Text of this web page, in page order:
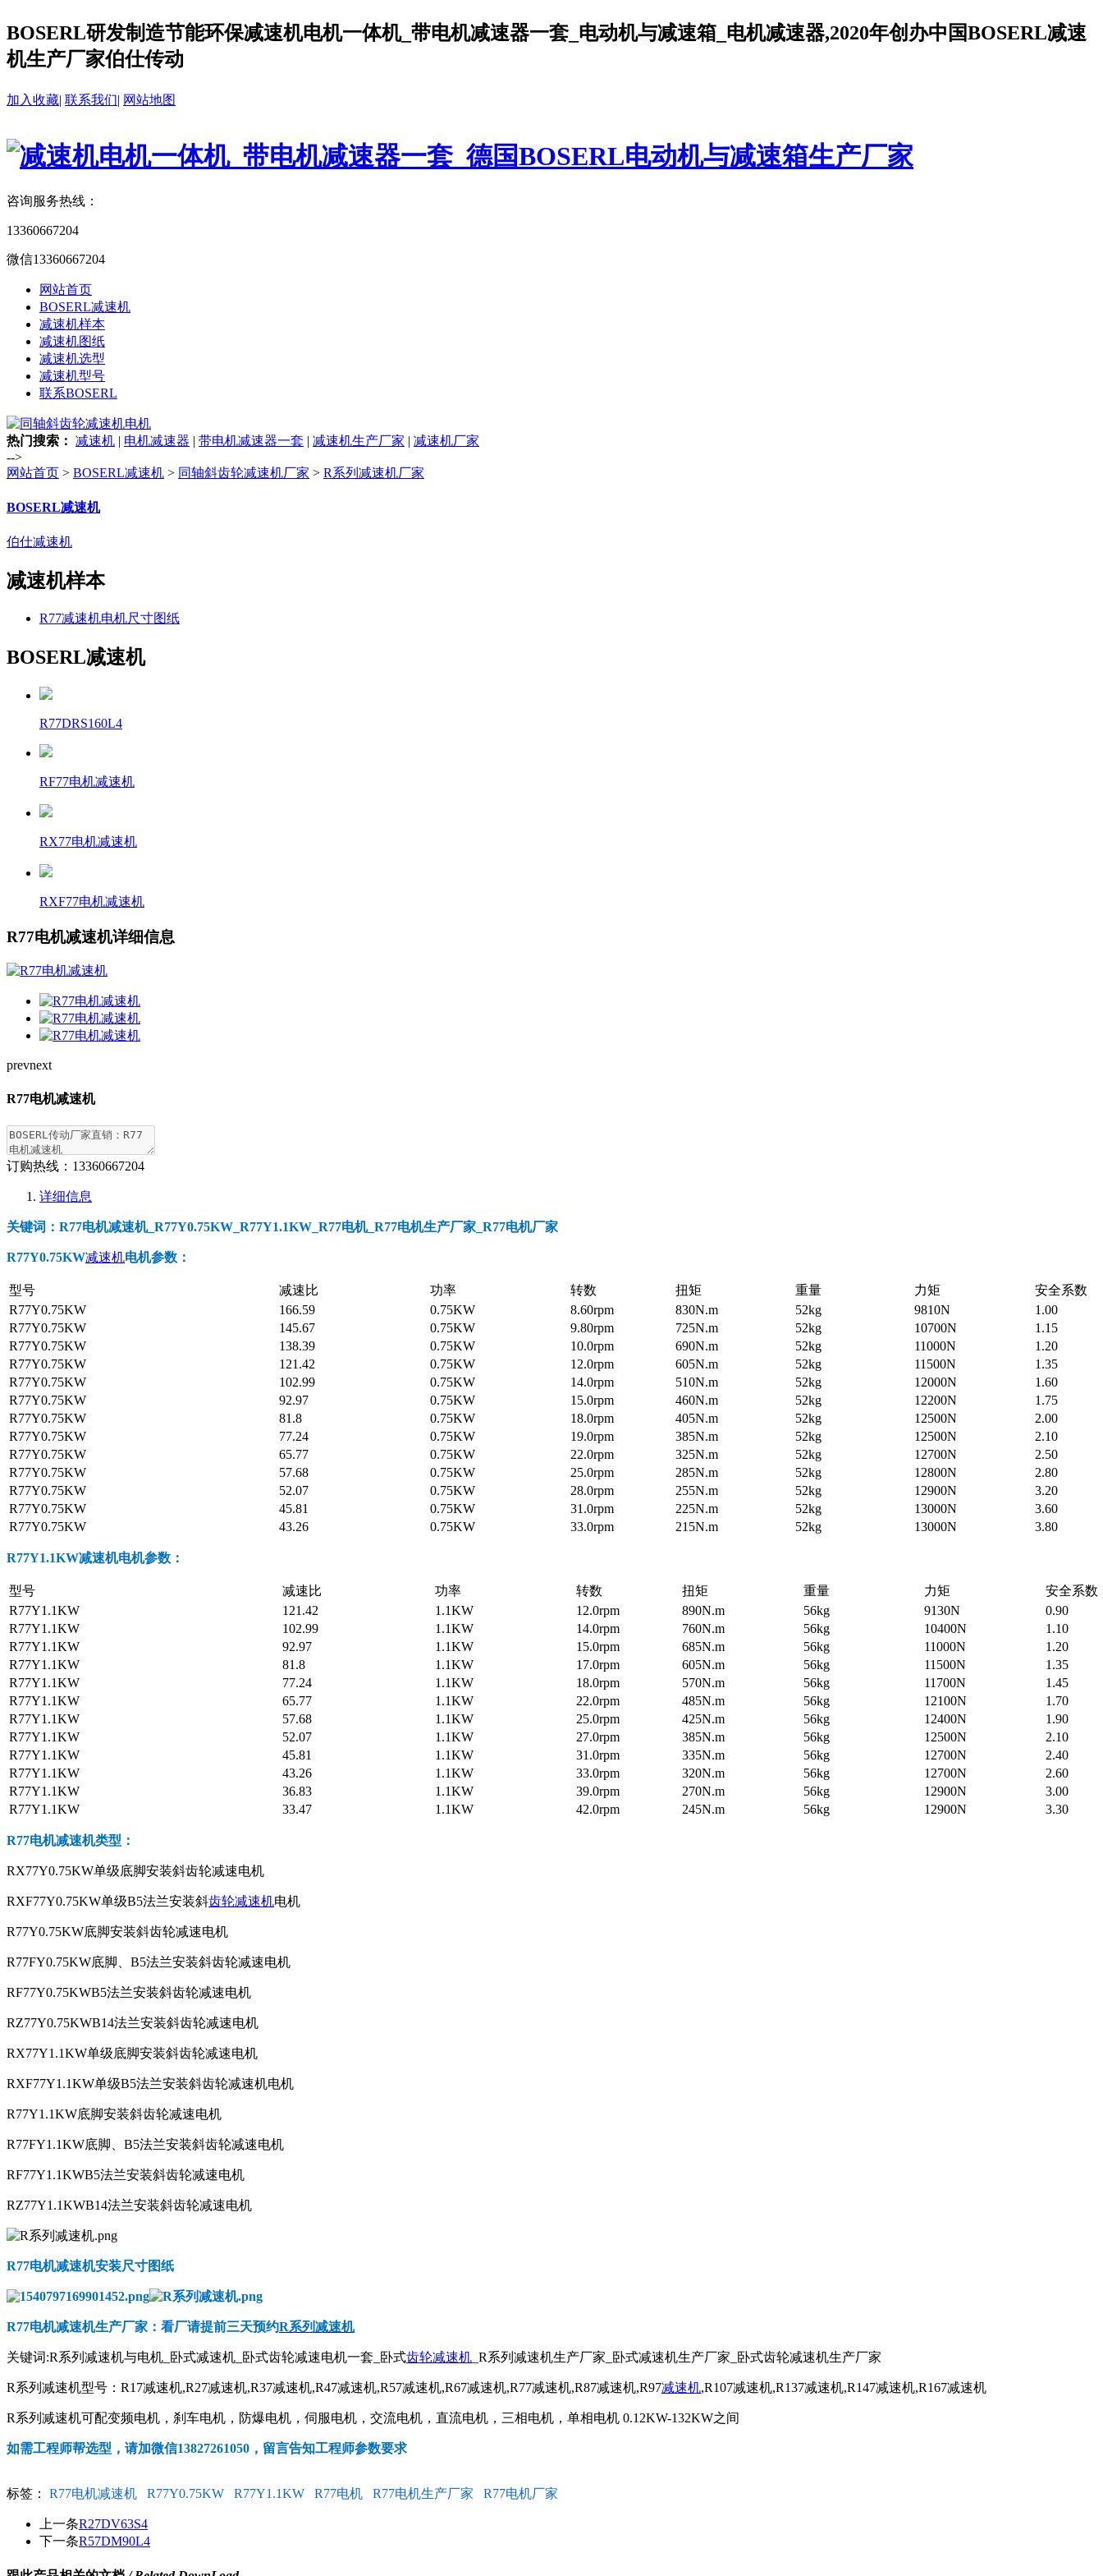
BOSERL研发制造节能环保减速机电机一体机_带电机减速器一套_电动机与减速箱_电机减速器,2020年创办中国BOSERL减速
机生产厂家伯仕传动
加入收藏| 联系我们| 网站地图
咨询服务热线：
13360667204
微信13360667204
网站首页
BOSERL减速机
减速机样本
减速机图纸
减速机选型
减速机型号
联系BOSERL
热门搜索： 减速机 | 电机减速器 | 带电机减速器一套 | 减速机生产厂家 | 减速机厂家
-->
网站首页 > BOSERL减速机 > 同轴斜齿轮减速机厂家 > R系列减速机厂家
BOSERL减速机
伯仕减速机
减速机样本
R77减速机电机尺寸图纸
BOSERL减速机
R77DRS160L4
RF77电机减速机
RX77电机减速机
RXF77电机减速机
R77电机减速机详细信息
prevnext
R77电机减速机
订购热线： 13360667204
详细信息
关键词：R77电机减速机_R77Y0.75KW_R77Y1.1KW_R77电机_R77电机生产厂家_R77电机厂家
R77Y0.75KW减速机电机参数 ：
型号 减速比 功率 转数 扭矩 重量 力矩
安全系数
R77Y0.75KW
166.59 0.75KW 8.60rpm 830N.m 52kg 9810N
1.00
R77Y0.75KW
145.67 0.75KW 9.80rpm 725N.m 52kg 10700N
1.15
R77Y0.75KW
138.39 0.75KW 10.0rpm 690N.m 52kg 11000N
1.20
R77Y0.75KW
121.42 0.75KW 12.0rpm 605N.m 52kg 11500N
1.35
R77Y0.75KW
102.99 0.75KW 14.0rpm 510N.m 52kg 12000N
1.60
R77Y0.75KW
92.97 0.75KW 15.0rpm 460N.m 52kg 12200N
1.75
R77Y0.75KW
81.8 0.75KW 18.0rpm 405N.m 52kg 12500N
2.00
R77Y0.75KW
77.24 0.75KW 19.0rpm 385N.m 52kg 12500N
2.10
R77Y0.75KW
65.77 0.75KW 22.0rpm 325N.m 52kg 12700N
2.50
R77Y0.75KW
57.68 0.75KW 25.0rpm 285N.m 52kg 12800N
2.80
R77Y0.75KW
52.07 0.75KW 28.0rpm 255N.m 52kg 12900N
3.20
R77Y0.75KW
45.81 0.75KW 31.0rpm 225N.m 52kg 13000N
3.60
R77Y0.75KW
43.26 0.75KW 33.0rpm 215N.m 52kg 13000N 3.80
R77Y1.1KW减速机电机参数：
型号 减速比 功率 转数 扭矩 重量 力矩
安全系数
R77Y1.1KW
121.42 1.1KW 12.0rpm 890N.m 56kg 9130N
0.90
R77Y1.1KW
102.99 1.1KW 14.0rpm 760N.m 56kg 10400N
1.10
R77Y1.1KW
92.97 1.1KW 15.0rpm 685N.m 56kg 11000N
1.20
R77Y1.1KW
81.8 1.1KW 17.0rpm 605N.m 56kg 11500N
1.35
R77Y1.1KW
77.24 1.1KW 18.0rpm 570N.m 56kg 11700N
1.45
R77Y1.1KW
65.77 1.1KW 22.0rpm 485N.m 56kg 12100N
1.70
R77Y1.1KW
57.68 1.1KW 25.0rpm 425N.m 56kg 12400N
1.90
R77Y1.1KW
52.07 1.1KW 27.0rpm 385N.m 56kg 12500N
2.10
R77Y1.1KW
45.81 1.1KW 31.0rpm 335N.m 56kg 12700N
2.40
R77Y1.1KW
43.26 1.1KW 33.0rpm 320N.m 56kg 12700N
2.60
R77Y1.1KW
36.83 1.1KW 39.0rpm 270N.m 56kg 12900N
3.00
R77Y1.1KW
33.47 1.1KW 42.0rpm 245N.m 56kg 12900N 3.30
R77电机减速机类型：
RX77Y0.75KW单级底脚安装斜齿轮减速电机
RXF77Y0.75KW单级B5法兰安装斜齿轮减速机电机
R77Y0.75KW底脚安装斜齿轮减速电机
R77FY0.75KW底脚、B5法兰安装斜齿轮减速电机
RF77Y0.75KWB5法兰安装斜齿轮减速电机
RZ77Y0.75KWB14法兰安装斜齿轮减速电机
RX77Y1.1KW单级底脚安装斜齿轮减速电机
RXF77Y1.1KW单级B5法兰安装斜齿轮减速机电机
R77Y1.1KW底脚安装斜齿轮减速电机
R77FY1.1KW底脚、B5法兰安装斜齿轮减速电机
RF77Y1.1KWB5法兰安装斜齿轮减速电机
RZ77Y1.1KWB14法兰安装斜齿轮减速电机
R77电机减速机安装尺寸图纸
R77电机减速机生产厂家：看厂请提前三天预约R系列减速机
关键词:R系列减速机与电机_卧式减速机_卧式齿轮减速电机一套_卧式齿轮减速机 _R系列减速机生产厂家_卧式减速机生产厂家_卧式齿轮减速机生产厂家
R系列减速机型号：R17减速机,R27减速机,R37减速机,R47减速机,R57减速机,R67减速机,R77减速机,R87减速机,R97减速机,R107减速机,R137减速机,R147减速机,R167减速机
R系列减速机可配变频电机，刹车电机，防爆电机，伺服电机，交流电机，直流电机，三相电机，单相电机 0.12KW-132KW之间
如需工程师帮选型，请加微信13827261050，留言告知工程师参数要求
标签： R77电机减速机 R77Y0.75KW R77Y1.1KW R77电机 R77电机生产厂家 R77电机厂家
上一条R27DV63S4
下一条R57DM90L4